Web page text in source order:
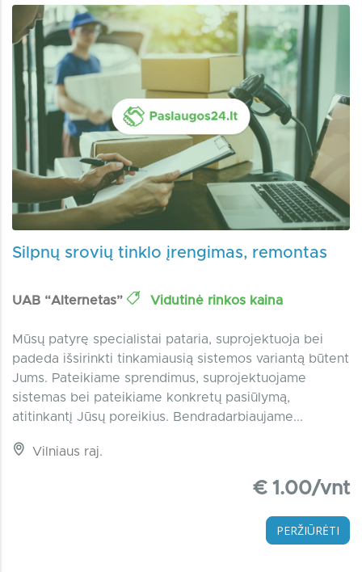
Silpnų srovių tinklo įrengimas, remontas
UAB “Alternetas” Vidutinė rinkos kaina
Mūsų patyrę specialistai pataria, suprojektuoja bei
padeda išsirinkti tinkamiausią sistemos variantą būtent
Jums. Pateikiame sprendimus, suprojektuojame
sistemas bei pateikiame konkretų pasiūlymą,
atitinkantį Jūsų poreikius. Bendradarbiaujame...
Vilniaus raj.
€ 1.00/vnt
PERŽIŪRĖTI